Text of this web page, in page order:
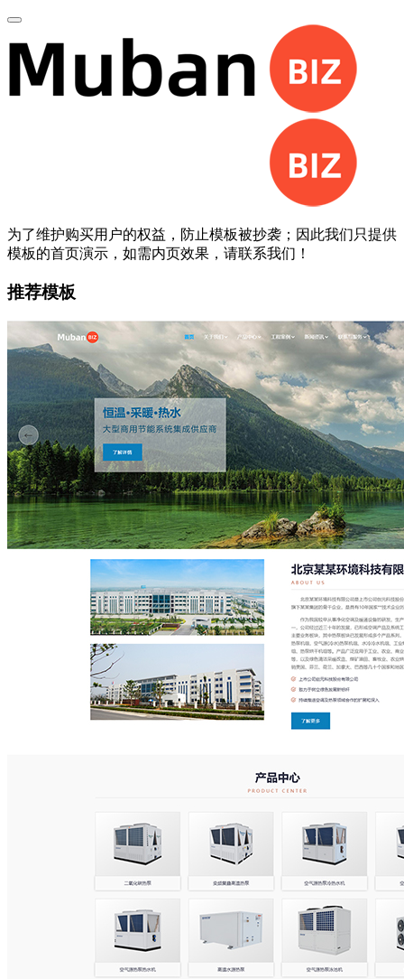
为了维护购买用户的权益，防止模板被抄袭；因此我们只提供
模板的首页演示，如需内页效果，请联系我们！
推荐模板